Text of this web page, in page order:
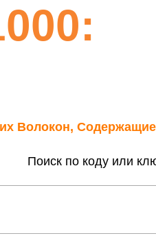
Волокон,
Поиск по коду или